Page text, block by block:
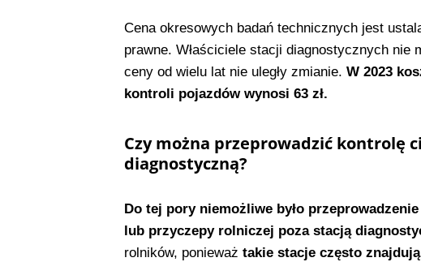
Cena okresowych badań technicznych jest
prawne. Właściciele stacji diagnostycznych nie
ceny od wielu lat nie uległy zmianie. W 2023
kontroli pojazdów wynosi 63 zł.
Czy można przeprowadzić kontrolę
diagnostyczną?
Do tej pory niemożliwe było
lub przyczepy rolniczej poza stacją
rolników, ponieważ takie stacje często